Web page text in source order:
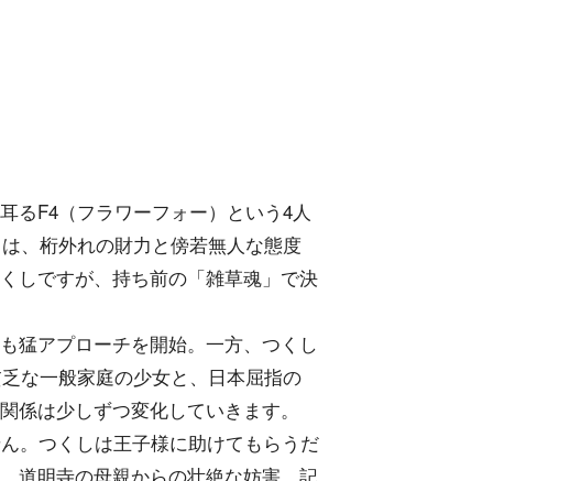
るF4（フラワーフォー）という4人
、桁外れの財力と傍若無人な態度
しですが、持ち前の「雑草魂」で決
猛アプローチを開始。一方、つくし
な一般家庭の少女と、日本屈指の
は少しずつ変化していきます。
。つくしは王子様に助けてもらうだ
道明寺の母親からの壮絶な妨害、記